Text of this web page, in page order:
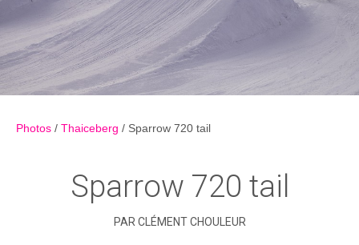
Photos Thaiceberg Sparrow 720 tail
Sparrow 720 tail
PAR CLÉMENT CHOULEUR